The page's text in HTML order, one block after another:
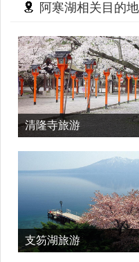
阿寒湖相关目的地
清隆寺旅游
支笏湖旅游